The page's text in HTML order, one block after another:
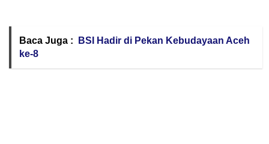
Baca Juga :
BSI Hadir di Pekan Kebudayaan Aceh
ke-8